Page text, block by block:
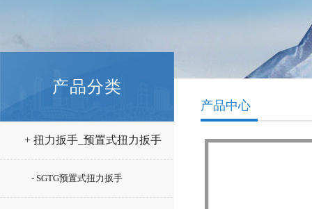
产品分类
+ 扭力扳手_预置式扭力扳手
- SGTG预置式扭力扳手
产品中心